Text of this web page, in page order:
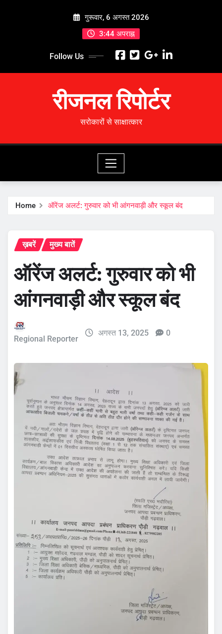
गुरूवार, 6 अगस्त 2026
3:44 अपराह्न
Follow Us
रीजनल रिपोर्टर
सरोकारों से साक्षात्कार
Home ऑरेंज अलर्ट: गुरुवार को भी आंगनवाड़ी और स्कूल बंद
ख़बरें मुख्य बातें
ऑरेंज अलर्ट: गुरुवार को भी
आंगनवाड़ी और स्कूल बंद
Regional Reporter
अगस्त 13, 2025 0